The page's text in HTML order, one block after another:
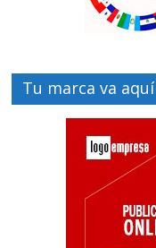
Tu marca va aquí